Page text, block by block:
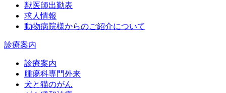
獣医師出勤表
求人情報
動物病院様からのご紹介について
診療案内
診療案内
腫瘍科専門外来
犬と猫のがん